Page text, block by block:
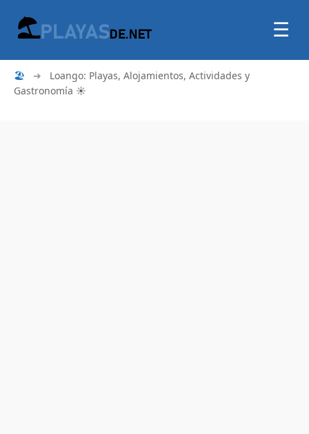
☰
🏖 ➜
Loango: Playas, Alojamientos, Actividades y
Gastronomía ☀️